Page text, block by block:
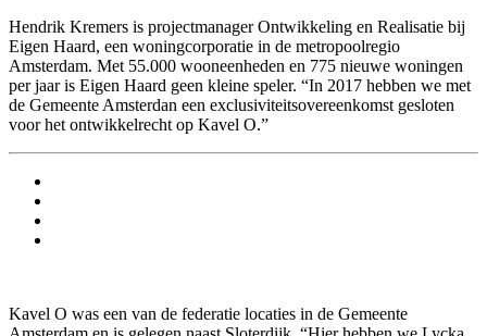
Hendrik Kremers is projectmanager Ontwikkeling en Realisatie bij
Eigen Haard, een woningcorporatie in de metropoolregio
Amsterdam. Met 55.000 wooneenheden en 775 nieuwe woningen
per jaar is Eigen Haard geen kleine speler. “In 2017 hebben we met
de Gemeente Amsterdan een exclusiviteitsovereenkomst gesloten
voor het ontwikkelrecht op Kavel O.”
Kavel O was een van de federatie locaties in de Gemeente